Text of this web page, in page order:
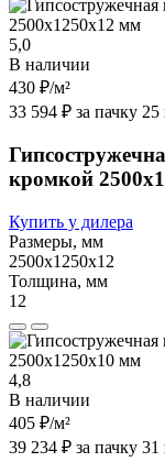
5,0
В наличии
430 ₽/м²
33 594 ₽ за пачку
кромкой
Купить у дилера
Размеры, мм
2500х1250х12
Толщина, мм
12
4,8
В наличии
405 ₽/м²
39 234 ₽ за пачку